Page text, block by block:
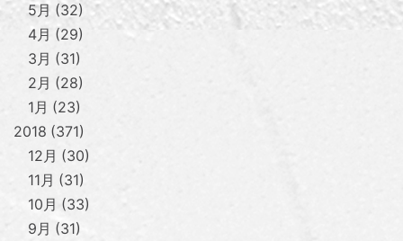
5月
32
4月
29
3月
31
2月
28
1月
23
2018 371
12月
30
11月
31
10月
33
9月
31